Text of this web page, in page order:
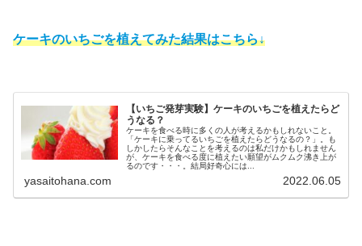
ケーキのいちごを植えてみた結果はこちら↓
【いちご発芽実験】ケーキのいちごを植えたらど
うなる？
ケーキを食べる時に多くの人が考えるかもしれないこと。
「ケーキに乗ってるいちごを植えたらどうなるの？」。も
しかしたらそんなことを考えるのは私だけかもしれません
が、ケーキを食べる度に植えたい願望がムクムク沸き上が
るのです・・・。結局好奇心には...
yasaitohana.com 2022.06.05